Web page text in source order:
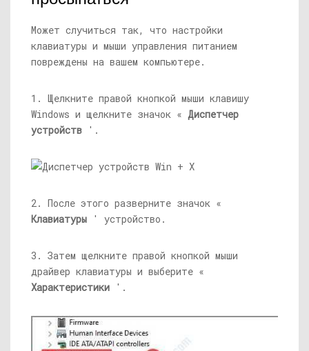
Может случиться так, что настройки
клавиатуры и мыши управления питанием
повреждены на вашем компьютере.
1. Щелкните правой кнопкой мыши клавишу
Windows и щелкните значок « Диспетчер
устройств '.
2. После этого разверните значок «
Клавиатуры ' устройство.
3. Затем щелкните правой кнопкой мыши
драйвер клавиатуры и выберите «
Характеристики '.